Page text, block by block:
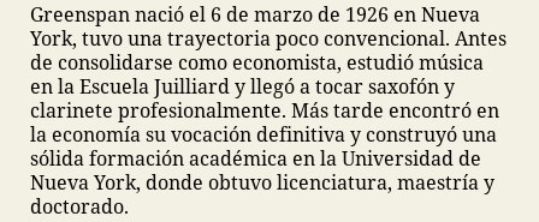
Greenspan nació el 6 de marzo de 1926 en Nueva
York, tuvo una trayectoria poco convencional. Antes
de consolidarse como economista, estudió música
en la Escuela Juilliard y llegó a tocar saxofón y
clarinete profesionalmente. Más tarde encontró en
la economía su vocación definitiva y construyó una
sólida formación académica en la Universidad de
Nueva York, donde obtuvo licenciatura, maestría y
doctorado.